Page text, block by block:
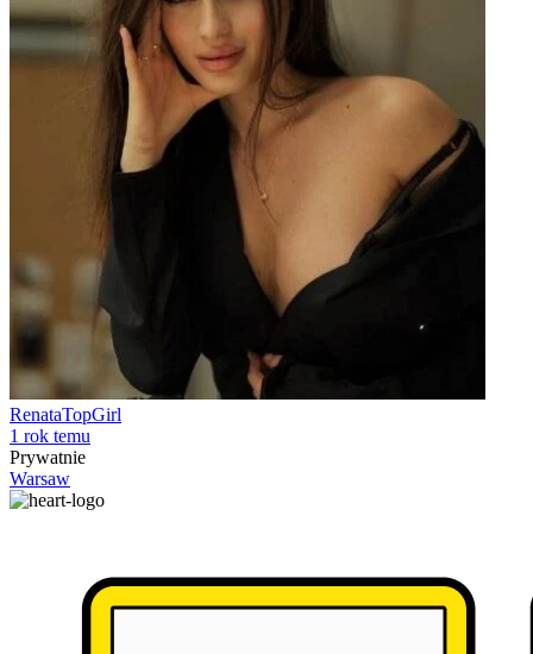
RenataTopGirl
1 rok temu
Prywatnie
Warsaw